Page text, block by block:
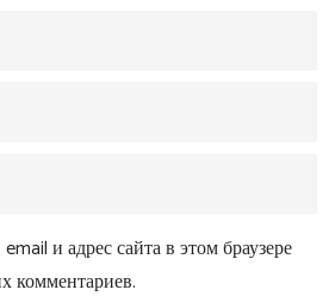
и адрес сайта в этом браузере
комментариев.